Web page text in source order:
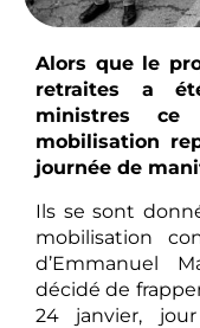
Alors que le
retraites a
ministres
mobilisation
journée de
Ils se sont
mobilisation
d’Emmanuel
décidé de
24 janvier,